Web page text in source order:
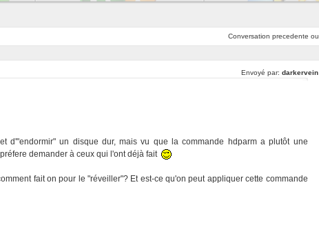
Conversation precedente ou
Envoyé par: darkervein
d'"endormir" un disque dur, mais vu que la commande hdparm a plutôt une
demander à ceux qui l'ont déjà fait
fait on pour le "réveiller"? Et est-ce qu'on peut appliquer cette commande